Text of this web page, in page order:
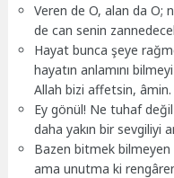
Veren de O, alan da O;
de can senin
Hayat bunca şeye
hayatın anlamını
Allah bizi affetsin, âmin.
Ey gönül! Ne tuhaf
daha yakın bir sevgiliyi
Bazen bitmek
ama unutma ki